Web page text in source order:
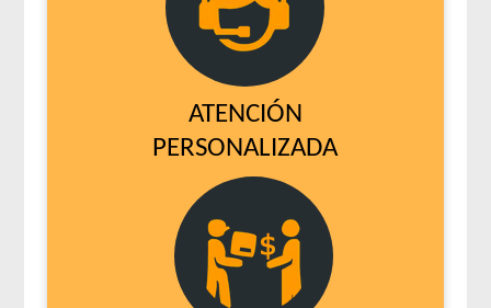
ATENCIÓN
PERSONALIZADA